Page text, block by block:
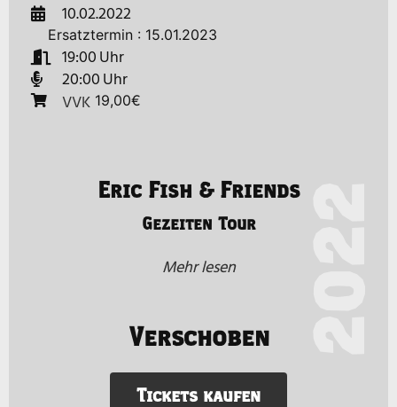
10.02.2022
Ersatztermin : 15.01.2023
19:00
20:00
VVK 19,00€
Eric Fish & Friends
Gezeiten Tour
Mehr lesen
Verschoben
Tickets kaufen